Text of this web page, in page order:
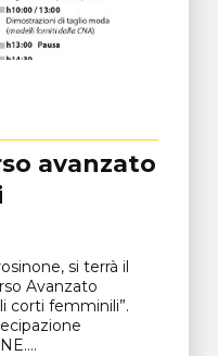
avanzato
si terrà il
Avanzato
corti femminili”.